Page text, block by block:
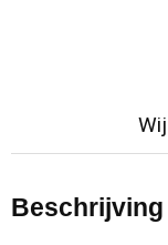
Beschrijving